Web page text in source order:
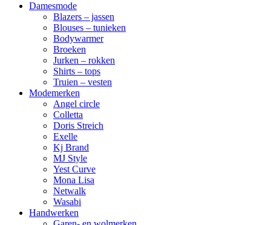
Damesmode
Blazers – jassen
Blouses – tunieken
Bodywarmer
Broeken
Jurken – rokken
Shirts – tops
Truien – vesten
Modemerken
Angel circle
Colletta
Doris Streich
Exelle
Kj Brand
MJ Style
Yest Curve
Mona Lisa
Netwalk
Wasabi
Handwerken